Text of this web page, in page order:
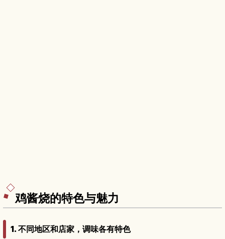
鸡酱烧的特色与魅力
1. 不同地区和店家，调味各有特色